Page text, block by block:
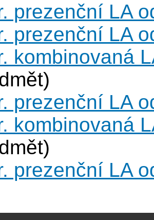
prezenční LA
prezenční LA
kombinovaná
prezenční LA
kombinovaná
prezenční LA